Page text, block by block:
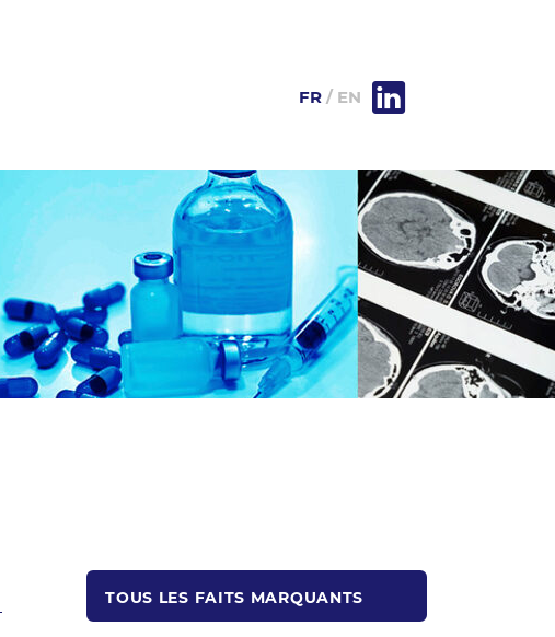
FR EN
TOUS LES FAITS MARQUANTS